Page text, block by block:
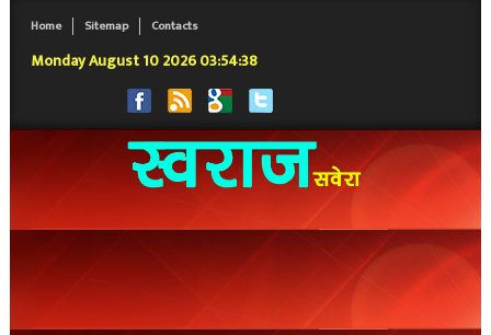
Home Sitemap Contacts
Monday August 10 2026 03:54:38